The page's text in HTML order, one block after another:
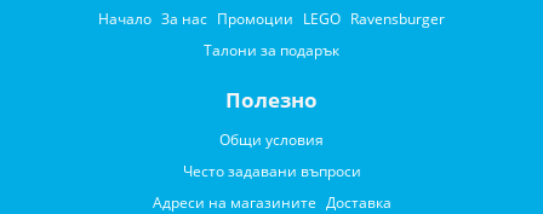
Начало За нас Промоции LEGO Ravensburger
Талони за подарък
Полезно
Общи условия
Често задавани въпроси
Адреси на магазините Доставка